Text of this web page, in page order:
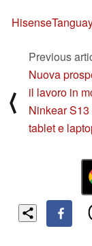
Hisense
⟨
Previous
Nuova
il lavoro in
Ninkear
tablet e